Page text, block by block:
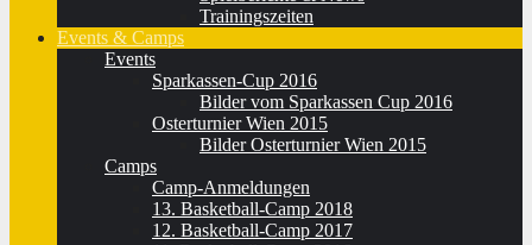
Trainingszeiten
Events & Camps
Events
Sparkassen-Cup 2016
Bilder vom Sparkassen Cup 2016
Osterturnier Wien 2015
Bilder Osterturnier Wien 2015
Camps
Camp-Anmeldungen
13. Basketball-Camp 2018
12. Basketball-Camp 2017